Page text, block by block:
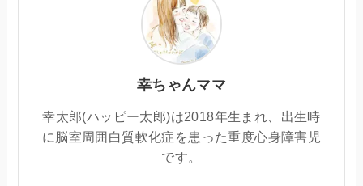
幸ちゃんママ
幸太郎(ハッピー太郎)は2018年生まれ、出生時
に脳室周囲白質軟化症を患った重度心身障害児
です。